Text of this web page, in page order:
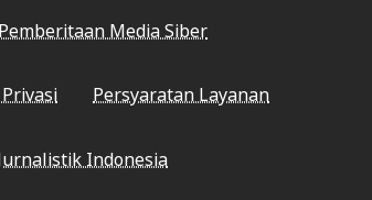
Media Siber
Persyaratan Layanan
Indonesia